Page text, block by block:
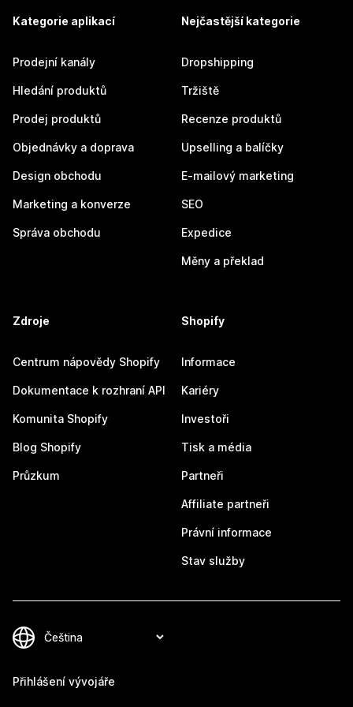
Kategorie aplikací
Prodejní kanály
Hledání produktů
Prodej produktů
Objednávky a doprava
Design obchodu
Marketing a konverze
Správa obchodu
Nejčastější kategorie
Dropshipping
Tržiště
Recenze produktů
Upselling a balíčky
E-mailový marketing
SEO
Expedice
Měny a překlad
Zdroje
Centrum nápovědy Shopify
Dokumentace k rozhraní API
Komunita Shopify
Blog Shopify
Průzkum
Shopify
Informace
Kariéry
Investoři
Tisk a média
Partneři
Affiliate partneři
Právní informace
Stav služby
Přihlášení vývojáře